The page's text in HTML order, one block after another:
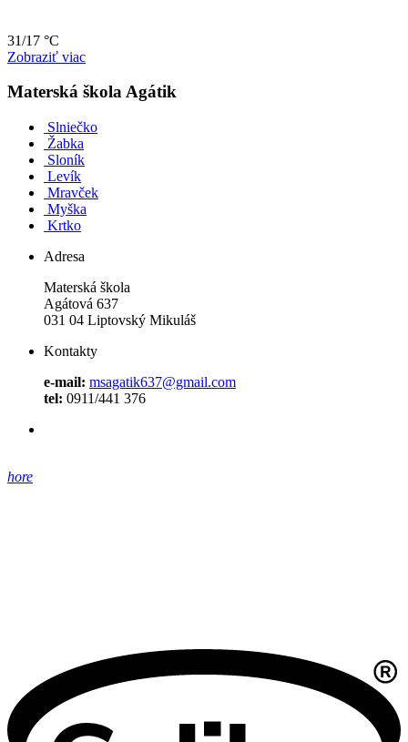
31/17 °C
Zobraziť viac
Materská škola Agátik
Slniečko
Žabka
Sloník
Levík
Mravček
Myška
Krtko
Adresa
Materská škola
Agátová 637
031 04 Liptovský Mikuláš
Kontakty
e-mail: msagatik637@gmail.com
tel: 0911/441 376
hore